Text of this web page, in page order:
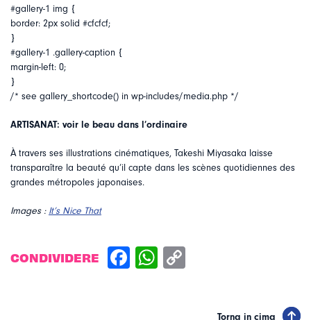
#gallery-1 img {
border: 2px solid #cfcfcf;
}
#gallery-1 .gallery-caption {
margin-left: 0;
}
/* see gallery_shortcode() in wp-includes/media.php */
ARTISANAT: voir le beau dans l’ordinaire
À travers ses illustrations cinématiques, Takeshi Miyasaka laisse
transparaître la beauté qu’il capte dans les scènes quotidiennes des
grandes métropoles japonaises.
Images : It’s Nice That
CONDIVIDERE
Torna in cima